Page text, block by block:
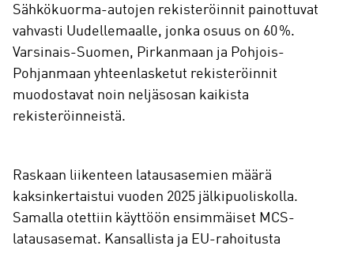
Sähkökuorma-autojen rekisteröinnit painottuvat
vahvasti Uudellemaalle, jonka osuus on 60 %.
Varsinais-Suomen, Pirkanmaan ja Pohjois-
Pohjanmaan yhteenlasketut rekisteröinnit
muodostavat noin neljäsosan kaikista
rekisteröinneistä.
Raskaan liikenteen latausasemien määrä
kaksinkertaistui vuoden 2025 jälkipuoliskolla.
Samalla otettiin käyttöön ensimmäiset MCS-
latausasemat. Kansallista ja EU-rahoitusta